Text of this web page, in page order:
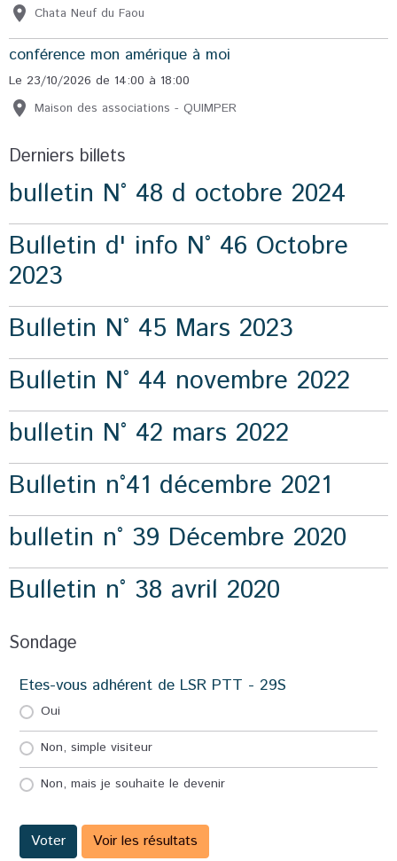
Chata Neuf du Faou
conférence mon amérique à moi
Le 23/10/2026 de 14:00 à 18:00
Maison des associations - QUIMPER
Derniers billets
bulletin N° 48 d octobre 2024
Bulletin d' info N° 46 Octobre
2023
Bulletin N° 45 Mars 2023
Bulletin N° 44 novembre 2022
bulletin N° 42 mars 2022
Bulletin n°41 décembre 2021
bulletin n° 39 Décembre 2020
Bulletin n° 38 avril 2020
Sondage
Etes-vous adhérent de LSR PTT - 29S
Oui
Non, simple visiteur
Non, mais je souhaite le devenir
Voter Voir les résultats